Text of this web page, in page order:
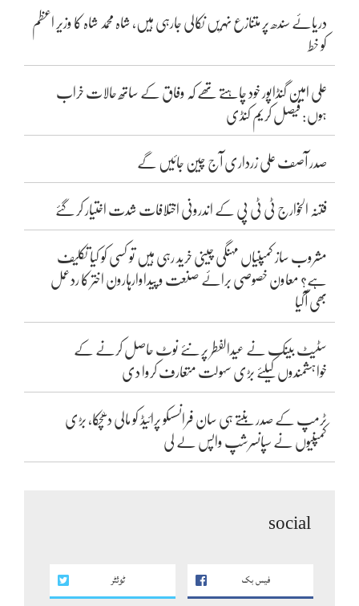
دریائے سندھ پر متنازع نہریں نکالی جارہی ہیں، شاہ محمد شاہ کا وزیر اعظم
کو خط
علی امین گنڈاپور خود چاہتے تھے کہ وفاق کے ساتھ حالات خراب
ہوں: فیصل کریم کنڈی
صدر آصف علی زرداری آج چین جائیں گے
فتنہ الخوارج ٹی ٹی پی کے اندرونی اختلافات شدت اختیار کر گئے
مشروب ساز کمپنیاں مہنگی چینی خرید رہی ہیں تو کسی کو کیا تکلیف
ہے؟ معاون خصوصی برائے صنعت و پیداوارہارون اختر کا ردعمل
بھی آگیا
سٹیٹ بینک نے عیدالفطر پر نئے نوٹ حاصل کرنے کے
خواہشمندوں کیلئے بڑی سہولت متعارف کروا دی
ٹرمپ کے صدر بنتے ہی سان فرانسسکو پرائیڈ کو مالی دھچکا، بڑی
کمپنیوں نے سپانسرشپ واپس لے لی
social
فیس بک ٹوئٹر